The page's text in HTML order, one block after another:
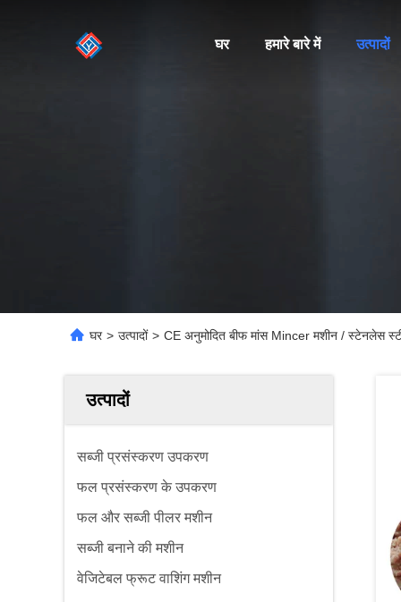
घर हमारे बारे में उत्पादों
घर > उत्पादों > CE अनुमोदित बीफ मांस Mincer मशीन / स्टेनलेस
उत्पादों
सब्जी प्रसंस्करण उपकरण
फल प्रसंस्करण के उपकरण
फल और सब्जी पीलर मशीन
सब्जी बनाने की मशीन
वेजिटेबल फ्रूट वाशिंग मशीन